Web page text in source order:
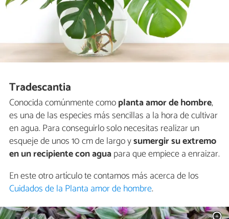
Tradescantia
Conocida comúnmente comoplanta amor de hombre,
es una de las especies más sencillas a la hora de cultivar
en agua. Para conseguirlo solo necesitas realizar un
esqueje de unos 10 cm de largo ysumergir su extremo
en un recipiente con aguapara que empiece a enraizar.
En este otro artículo te contamos más acerca de los
Cuidados de la Planta amor de hombre.